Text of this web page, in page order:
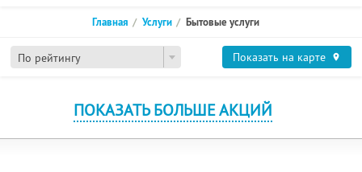
По рейтингу
Главная Услуги Бытовые услуги
Показать на карте
ПОКАЗАТЬ БОЛЬШЕ АКЦИЙ